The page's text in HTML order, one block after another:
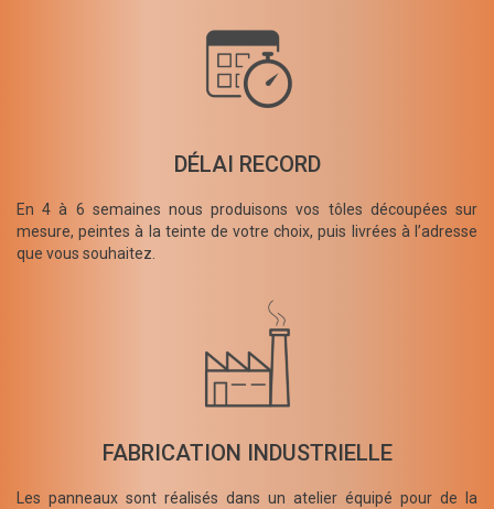
DÉLAI RECORD
En 4 à 6 semaines nous produisons vos tôles découpées sur
mesure, peintes à la teinte de votre choix, puis livrées à l’adresse
que vous souhaitez.
FABRICATION INDUSTRIELLE
Les panneaux sont réalisés dans un atelier équipé pour de la